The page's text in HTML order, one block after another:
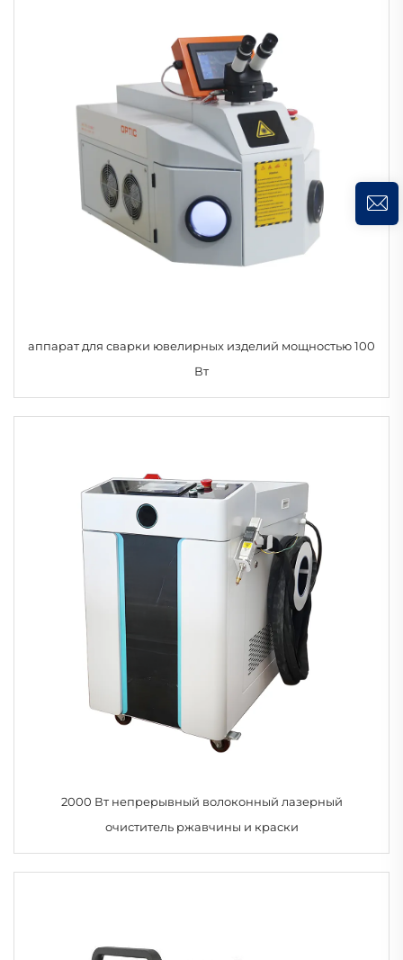
аппарат для сварки ювелирных изделий мощностью 100
Вт
2000 Вт непрерывный волоконный лазерный
очиститель ржавчины и краски